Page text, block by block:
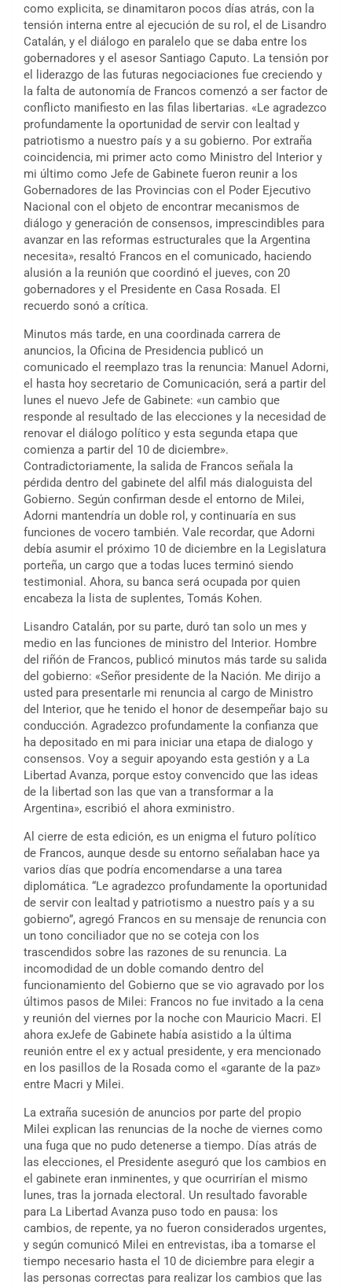
como explicita, se dinamitaron pocos días atrás, con la
tensión interna entre al ejecución de su rol, el de Lisandro
Catalán, y el diálogo en paralelo que se daba entre los
gobernadores y el asesor Santiago Caputo. La tensión por
el liderazgo de las futuras negociaciones fue creciendo y
la falta de autonomía de Francos comenzó a ser factor de
conflicto manifiesto en las filas libertarias. «Le agradezco
profundamente la oportunidad de servir con lealtad y
patriotismo a nuestro país y a su gobierno. Por extraña
coincidencia, mi primer acto como Ministro del Interior y
mi último como Jefe de Gabinete fueron reunir a los
Gobernadores de las Provincias con el Poder Ejecutivo
Nacional con el objeto de encontrar mecanismos de
diálogo y generación de consensos, imprescindibles para
avanzar en las reformas estructurales que la Argentina
necesita», resaltó Francos en el comunicado, haciendo
alusión a la reunión que coordinó el jueves, con 20
gobernadores y el Presidente en Casa Rosada. El
recuerdo sonó a crítica.
Minutos más tarde, en una coordinada carrera de
anuncios, la Oficina de Presidencia publicó un
comunicado el reemplazo tras la renuncia: Manuel Adorni,
el hasta hoy secretario de Comunicación, será a partir del
lunes el nuevo Jefe de Gabinete: «un cambio que
responde al resultado de las elecciones y la necesidad de
renovar el diálogo político y esta segunda etapa que
comienza a partir del 10 de diciembre».
Contradictoriamente, la salida de Francos señala la
pérdida dentro del gabinete del alfil más dialoguista del
Gobierno. Según confirman desde el entorno de Milei,
Adorni mantendría un doble rol, y continuaría en sus
funciones de vocero también. Vale recordar, que Adorni
debía asumir el próximo 10 de diciembre en la Legislatura
porteña, un cargo que a todas luces terminó siendo
testimonial. Ahora, su banca será ocupada por quien
encabeza la lista de suplentes, Tomás Kohen.
Lisandro Catalán, por su parte, duró tan solo un mes y
medio en las funciones de ministro del Interior. Hombre
del riñón de Francos, publicó minutos más tarde su salida
del gobierno: «Señor presidente de la Nación. Me dirijo a
usted para presentarle mi renuncia al cargo de Ministro
del Interior, que he tenido el honor de desempeñar bajo su
conducción. Agradezco profundamente la confianza que
ha depositado en mi para iniciar una etapa de dialogo y
consensos. Voy a seguir apoyando esta gestión y a La
Libertad Avanza, porque estoy convencido que las ideas
de la libertad son las que van a transformar a la
Argentina», escribió el ahora exministro.
Al cierre de esta edición, es un enigma el futuro político
de Francos, aunque desde su entorno señalaban hace ya
varios días que podría encomendarse a una tarea
diplomática. “Le agradezco profundamente la oportunidad
de servir con lealtad y patriotismo a nuestro país y a su
gobierno”, agregó Francos en su mensaje de renuncia con
un tono conciliador que no se coteja con los
trascendidos sobre las razones de su renuncia. La
incomodidad de un doble comando dentro del
funcionamiento del Gobierno que se vio agravado por los
últimos pasos de Milei: Francos no fue invitado a la cena
y reunión del viernes por la noche con Mauricio Macri. El
ahora exJefe de Gabinete había asistido a la última
reunión entre el ex y actual presidente, y era mencionado
en los pasillos de la Rosada como el «garante de la paz»
entre Macri y Milei.
La extraña sucesión de anuncios por parte del propio
Milei explican las renuncias de la noche de viernes como
una fuga que no pudo detenerse a tiempo. Días atrás de
las elecciones, el Presidente aseguró que los cambios en
el gabinete eran inminentes, y que ocurrirían el mismo
lunes, tras la jornada electoral. Un resultado favorable
para La Libertad Avanza puso todo en pausa: los
cambios, de repente, ya no fueron considerados urgentes,
y según comunicó Milei en entrevistas, iba a tomarse el
tiempo necesario hasta el 10 de diciembre para elegir a
las personas correctas para realizar los cambios que las